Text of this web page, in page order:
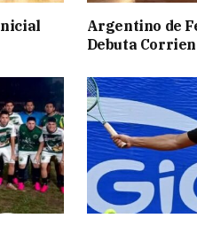
Argentino de
Debuta